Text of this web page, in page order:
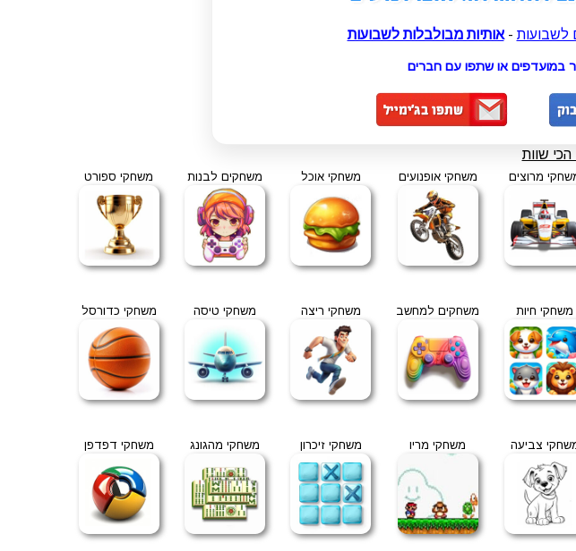
לשבועות -אותיות מבולבלות לשבועות
שוות
מרוצים משחקי אופנועים משחקי אוכל משחקים לבנות משחקי ספורט
משחקי חיות משחקים למחשב משחקי ריצה משחקי טיסה משחקי כדורסל
צביעה משחקי מריו משחקי זיכרון משחקי מהגונג משחקי דפדפן